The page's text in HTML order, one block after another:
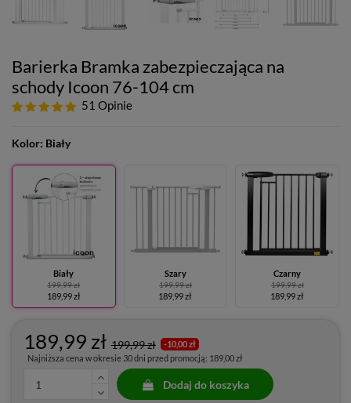
Barierka Bramka zabezpieczająca na
schody Icoon 76-104 cm
51 Opinie
Kolor: Biały
Biały
199,99 zł
189,99 zł
Szary
199,99 zł
189,99 zł
Czarny
199,99 zł
189,99 zł
189,99 zł 199,99 zł -10,00 zł
Najniższa cena w okresie 30 dni przed promocją: 189,00 zł
Dodaj do koszyka